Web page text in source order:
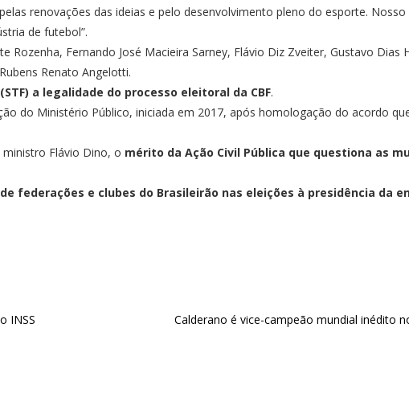
renovações das ideias e pelo desenvolvimento pleno do esporte.
de futebol”.
Fernando José Macieira Sarney, Flávio Diz Zveiter, Gustavo Dias
Renato Angelotti.
a legalidade do processo eleitoral da CBF.
do Ministério Público, iniciada em 2017, após homologação do acordo
Flávio Dino, o mérito da Ação Civil Pública que questiona as
federações e clubes do Brasileirão nas eleições à presidência da
INSS Calderano é vice-campeão mundial inédito